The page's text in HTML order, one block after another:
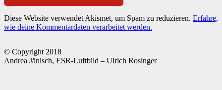
Diese Website verwendet Akismet, um Spam zu reduzieren. Erfahre,
wie deine Kommentardaten verarbeitet werden.
© Copyright 2018
Andrea Jänisch, ESR-Luftbild – Ulrich Rosinger